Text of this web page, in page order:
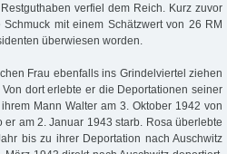
verfiel dem Reich. Kurz zuvor
mit einem Schätzwert von 26 RM
überwiesen worden.
Frau ebenfalls ins Grindelviertel ziehen
dort erlebte er die Deportationen seiner
Mann Walter am 3. Oktober 1942 von
am 2. Januar 1943 starb. Rosa überlebte
bis zu ihrer Deportation nach Auschwitz